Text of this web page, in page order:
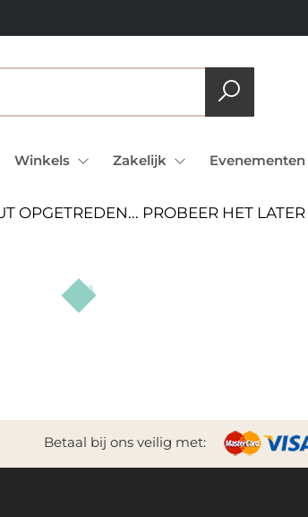
Winkels Zakelijk Evenementen
OPGETREDEN... PROBEER HET
Betaal bij ons veilig met: